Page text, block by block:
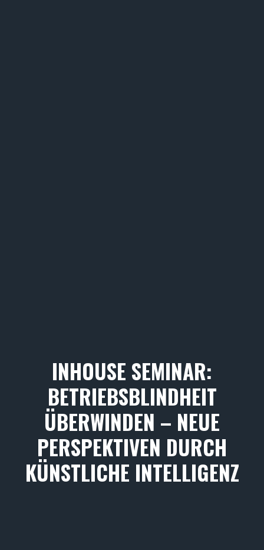
INHOUSE SEMINAR:
BETRIEBSBLINDHEIT
ÜBERWINDEN – NEUE
PERSPEKTIVEN DURCH
KÜNSTLICHE INTELLIGENZ